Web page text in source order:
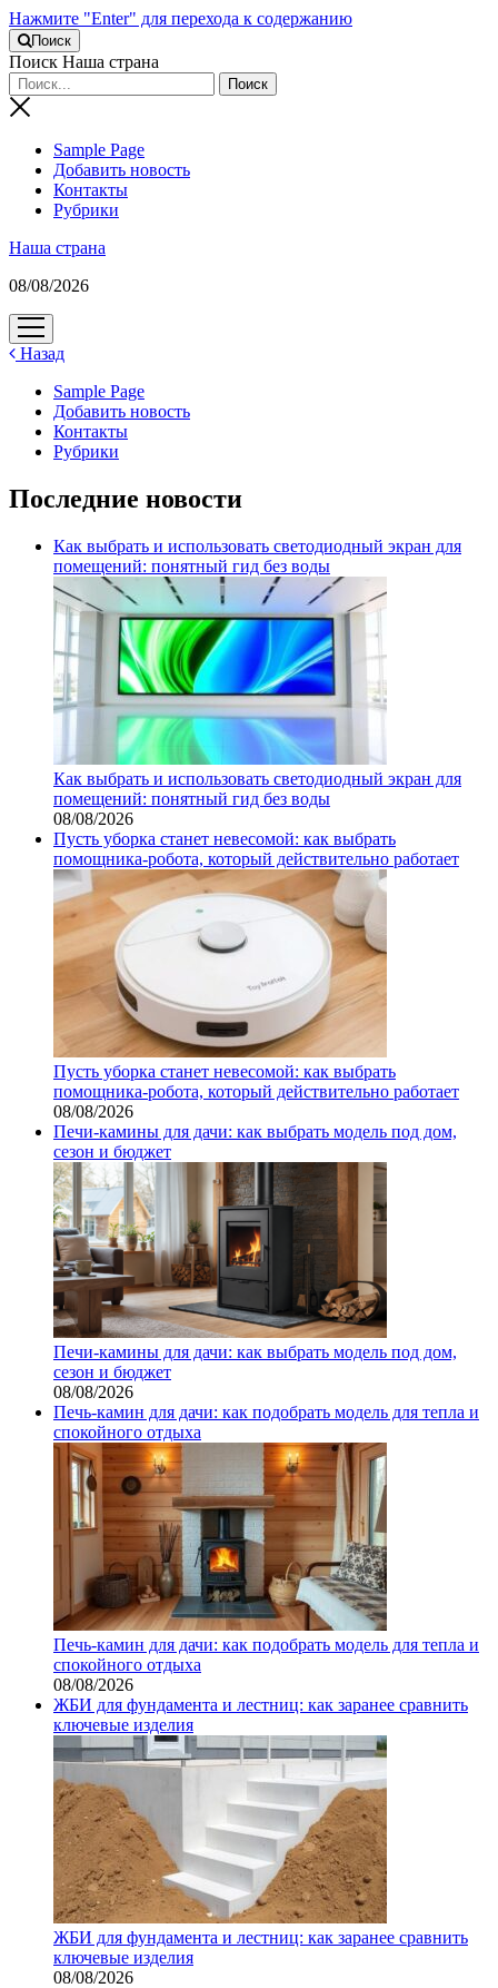
Нажмите "Enter" для перехода к содержанию
Поиск
Поиск Наша страна
Sample Page
Добавить новость
Контакты
Рубрики
Наша страна
08/08/2026
открыть
меню
Назад
Sample Page
Добавить новость
Контакты
Рубрики
Последние новости
Как выбрать и использовать светодиодный экран для
помещений: понятный гид без воды
Как выбрать и использовать светодиодный экран для
помещений: понятный гид без воды
08/08/2026
Пусть уборка станет невесомой: как выбрать
помощника‑робота, который действительно работает
Пусть уборка станет невесомой: как выбрать
помощника‑робота, который действительно работает
08/08/2026
Печи-камины для дачи: как выбрать модель под дом,
сезон и бюджет
Печи-камины для дачи: как выбрать модель под дом,
сезон и бюджет
08/08/2026
Печь-камин для дачи: как подобрать модель для тепла и
спокойного отдыха
Печь-камин для дачи: как подобрать модель для тепла и
спокойного отдыха
08/08/2026
ЖБИ для фундамента и лестниц: как заранее сравнить
ключевые изделия
ЖБИ для фундамента и лестниц: как заранее сравнить
ключевые изделия
08/08/2026